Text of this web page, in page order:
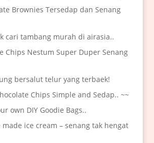
Brownies Tersedap dan Senang
cari tambang murah di airasia..
Chips Nestum Super Duper Senang
bersalut telur yang terbaek!
Chips Simple and Sedap.. ~~
own DIY Goodie Bags..
ice cream – senang tak hengat